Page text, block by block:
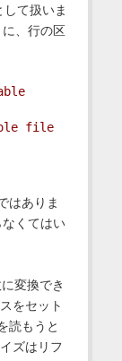
て扱いま
、行の区
file
はありま
くてはい
変換でき
をセット
読もうと
ズはリフ